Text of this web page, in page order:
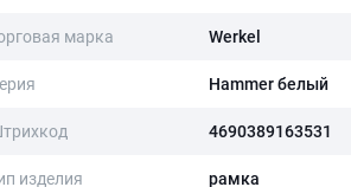
марка Werkel
Hammer белый
4690389163531
изделия рамка